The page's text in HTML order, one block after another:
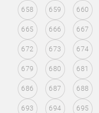
658 659 660
665 666 667
672 673 674
679 680 681
686 687 688
693 694 695